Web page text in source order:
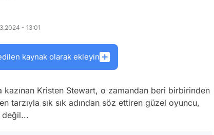
- 13:01
kaynak olarak ekleyin
kazınan Kristen Stewart, o zamandan beri birbirinden
tarzıyla sık sık adından söz ettiren güzel oyuncu,
değil...